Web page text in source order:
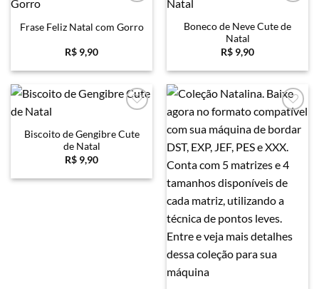
Frase Feliz Natal com Gorro
R$ 9,90
Boneco de Neve Cute de
Natal
R$ 9,90
Biscoito de Gengibre Cute
de Natal
R$ 9,90
Favoritar